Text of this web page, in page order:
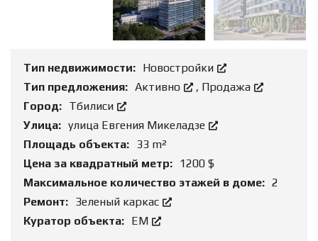
Тип недвижимости: Новостройки
Тип предложения: Активно , Продажа
Город: Tбилиси
Улица: улица Евгения Микеладзе
Площадь объекта: 33 m²
Цена за квадратный метр: 1200 $
Максимальное количество этажей в доме: 2
Ремонт: Зеленый каркас
Куратор объекта: ЕМ